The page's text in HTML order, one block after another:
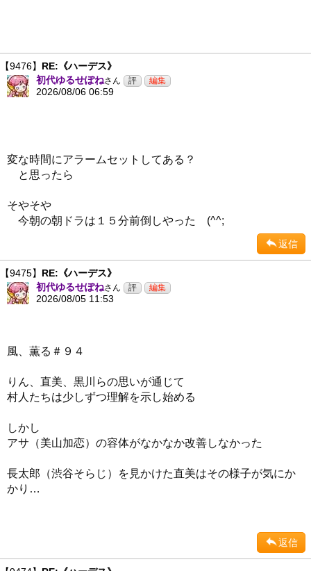
【9476】 RE:《ハーデス》
初代ゆるせぽねさん
2026/08/06 06:59
変な時間にアラームセットしてある？
と思ったら
そやそや
今朝の朝ドラは１５分前倒しやった (^^;
返信
【9475】 RE:《ハーデス》
初代ゆるせぽねさん
2026/08/05 11:53
風、薫る＃９４
りん、直美、黒川らの思いが通じて
村人たちは少しずつ理解を示し始める
しかし
アサ（美山加恋）の容体がなかなか改善しなかった
長太郎（渋谷そらじ）を見かけた直美はその様子が気にか
かり…
返信